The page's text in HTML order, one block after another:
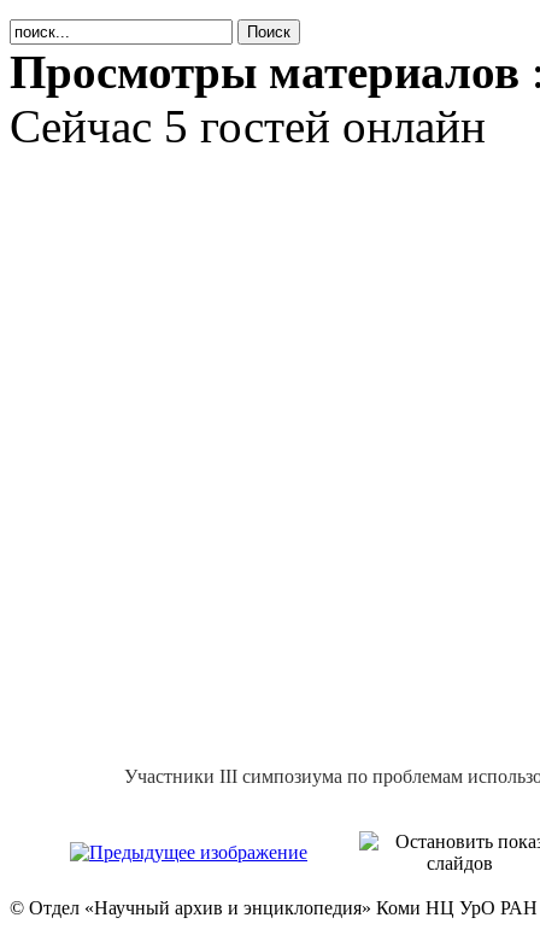
Просмотры материалов
Сейчас 5 гостей онлайн
Участники IIIсимпозиума по проблемам
© Отдел «Научный архив и энциклопедия» Коми НЦ УрО РАН